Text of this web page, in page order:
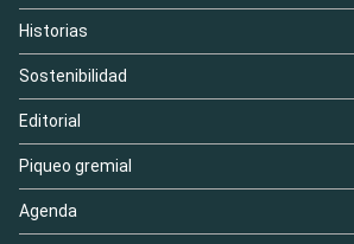
Historias
Sostenibilidad
Editorial
Piqueo gremial
Agenda